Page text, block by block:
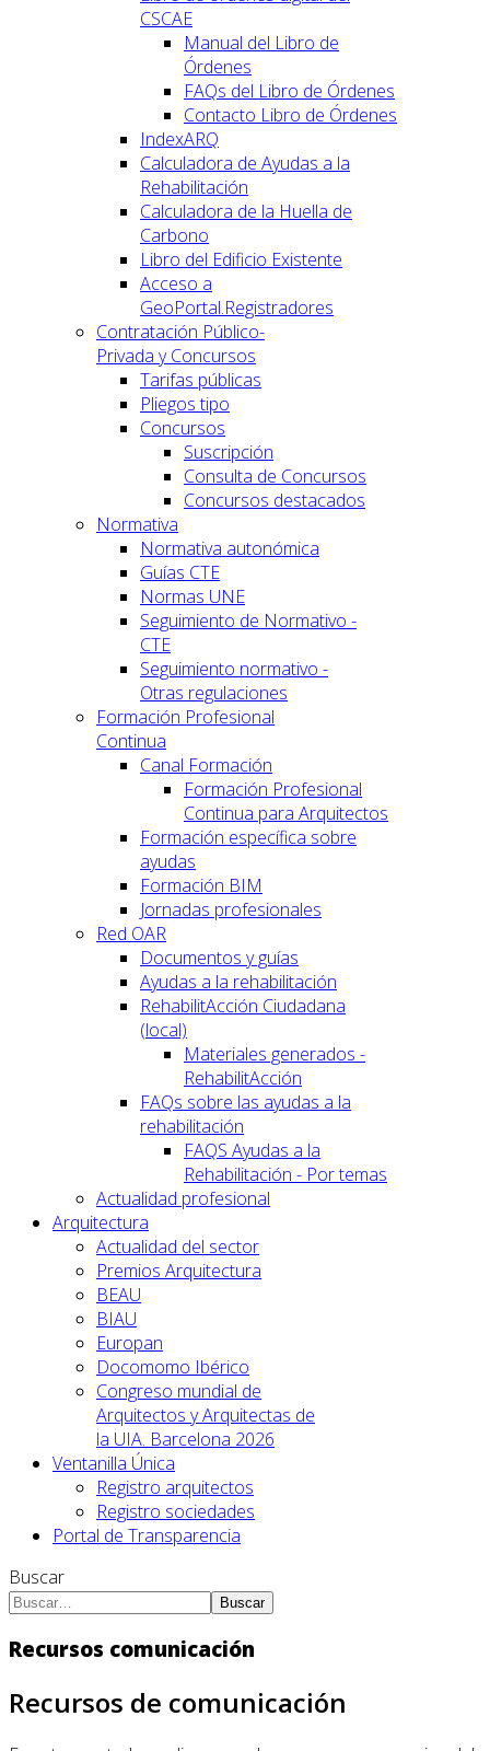
CSCAE
Manual del Libro de
Órdenes
FAQs del Libro de Órdenes
Contacto Libro de Órdenes
IndexARQ
Calculadora de Ayudas a la
Rehabilitación
Calculadora de la Huella de
Carbono
Libro del Edificio Existente
Acceso a
GeoPortal.Registradores
Contratación Público-
Privada y Concursos
Tarifas públicas
Pliegos tipo
Concursos
Suscripción
Consulta de Concursos
Concursos destacados
Normativa
Normativa autonómica
Guías CTE
Normas UNE
Seguimiento de Normativo -
CTE
Seguimiento normativo -
Otras regulaciones
Formación Profesional
Continua
Canal Formación
Formación Profesional
Continua para Arquitectos
Formación específica sobre
ayudas
Formación BIM
Jornadas profesionales
Red OAR
Documentos y guías
Ayudas a la rehabilitación
RehabilitAcción Ciudadana
(local)
Materiales generados -
RehabilitAcción
FAQs sobre las ayudas a la
rehabilitación
FAQS Ayudas a la
Rehabilitación - Por temas
Actualidad profesional
Arquitectura
Actualidad del sector
Premios Arquitectura
BEAU
BIAU
Europan
Docomomo Ibérico
Congreso mundial de
Arquitectos y Arquitectas de
la UIA. Barcelona 2026
Ventanilla Única
Registro arquitectos
Registro sociedades
Portal de Transparencia
Buscar
Buscar
Recursos comunicación
Recursos de comunicación